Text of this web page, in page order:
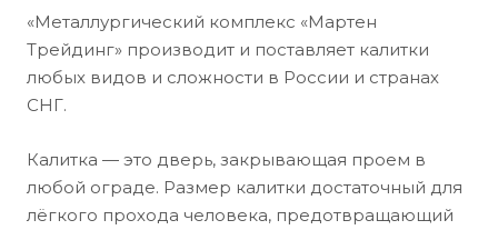
«Металлургический комплекс «Мартен
Трейдинг» производит и поставляет калитки
любых видов и сложности в России и странах
СНГ.
Калитка — это дверь, закрывающая проем в
любой ограде. Размер калитки достаточный для
лёгкого прохода человека, предотвращающий